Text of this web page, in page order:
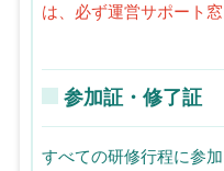
は、必ず運営サポート
参加証・修了証
すべての研修行程に参